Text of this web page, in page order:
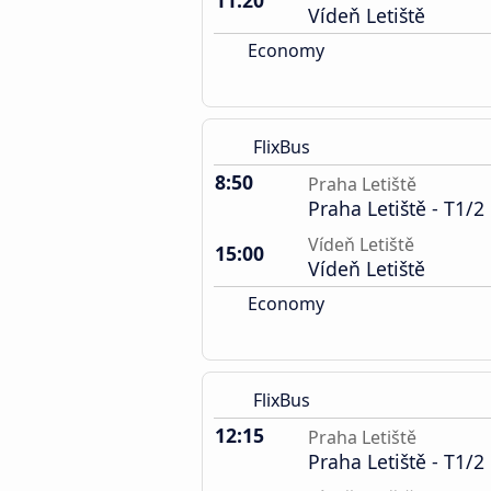
Vídeň Letiště
Economy
FlixBus
8:50 Praha Letiště
Praha Letiště - T1/2
15:00
Vídeň Letiště
Vídeň Letiště
Economy
FlixBus
12:15 Praha Letiště
Praha Letiště - T1/2